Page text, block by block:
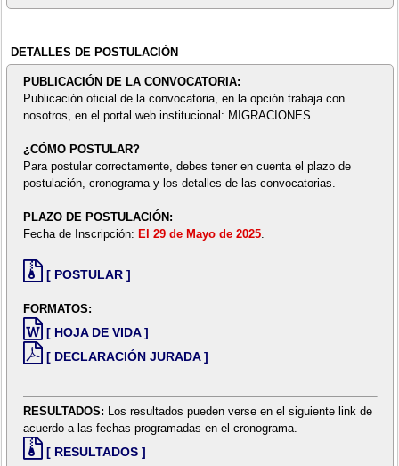
DETALLES DE POSTULACIÓN
PUBLICACIÓN DE LA CONVOCATORIA:
Publicación oficial de la convocatoria, en la opción trabaja con
nosotros, en el portal web institucional: MIGRACIONES.
¿CÓMO POSTULAR?
Para postular correctamente, debes tener en cuenta el plazo de
postulación, cronograma y los detalles de las convocatorias.
PLAZO DE POSTULACIÓN:
Fecha de Inscripción: El 29 de Mayo de 2025.
[ POSTULAR ]
FORMATOS:
[ HOJA DE VIDA ]
[ DECLARACIÓN JURADA ]
RESULTADOS: Los resultados pueden verse en el siguiente link de
acuerdo a las fechas programadas en el cronograma.
[ RESULTADOS ]